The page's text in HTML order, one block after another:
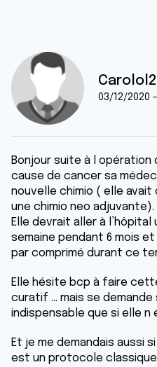
03/12/2020
Bonjour suite à l opération
cause de cancer sa
nouvelle chimio ( elle
une chimio neo adjuvante).
Elle devrait aller à
semaine pendant 6 mois
par comprimé durant ce
Elle hésite bcp à faire
curatif ... mais se
indispensable que si elle n
Et je me demandais aussi
est un protocole